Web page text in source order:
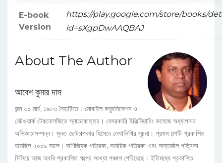
E-book
Version
https://play.google.com/store/books/
id=sXgpDwAAQBAJ
About The Author
আবেশ কুমার দাস
জন্ম ৩০ মার্চ, ১৯৮৩ নৈহাটিতে। মোবাইল কম্যুনিকেশন ও
নেটওয়ার্ক টেকনোলজিতে স্নাতকোত্তর। বেসরকারি ইঞ্জিনিয়ারিং কলেজে অধ্যাপনার
অভিজ্ঞতাসম্পন্ন। মূলত ছোটগল্পকার হিসেবে লেখালিখির সূচনা। প্রথম গল্পটি প্রকাশিত
হয়েছিল ২০০৬ সালে। বাণিজ্যিক পত্রিকা, সাময়িক পত্রিকা এবং অন্তর্জাল পত্রিকা
মিলিয়ে আজ অবধি প্রকাশিত গল্পের সংখ্যা পঞ্চাশ পেরিয়েছে। ইতিমধ্যে প্রকাশিত